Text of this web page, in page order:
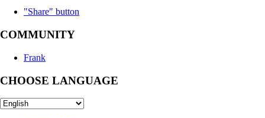
"Share" button
COMMUNITY
Frank
CHOOSE LANGUAGE